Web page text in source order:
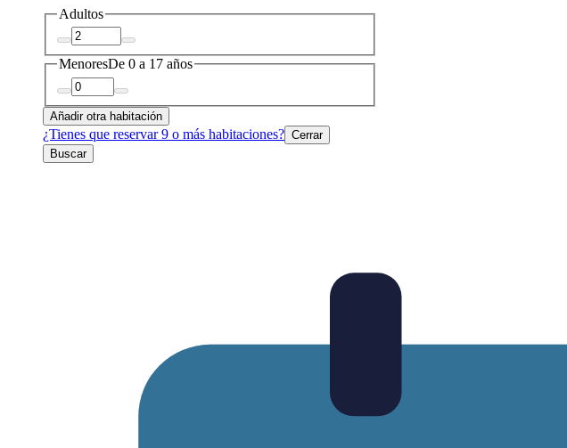
Adultos
MenoresDe 0 a 17 años
Añadir otra habitación
¿Tienes que reservar 9 o más habitaciones? Cerrar
Buscar